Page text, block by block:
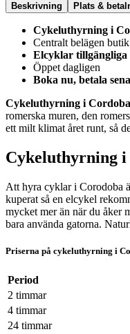
Beskrivning Plats &
Cykeluthyrning i
Centralt belägen butik
Elcyklar tillgängliga
Öppet dagligen
Boka nu, betala
Cykeluthyrning i Cordoba
romerska muren, den
ett milt klimat året runt, så
Cykeluthyrning i
Att hyra cyklar i Corodoba
kuperat så en elcykel
mycket mer än när du åker
bara använda gatorna.
Priserna på cykeluthyrning i
Period
2 timmar
4 timmar
24 timmar